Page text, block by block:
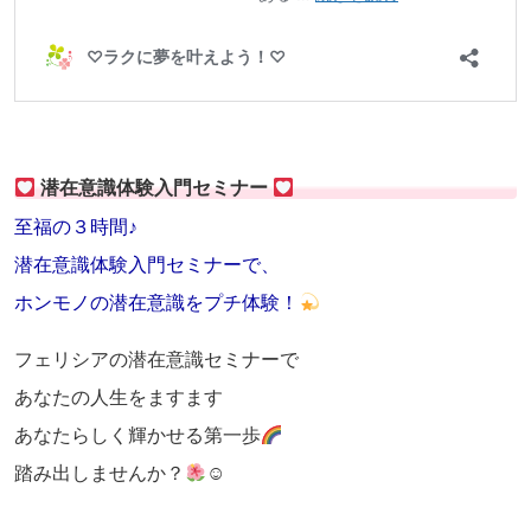
潜在意識体験入門セミナー
至福の３時間♪
潜在意識体験入門セミナーで、
ホンモノの潜在意識をプチ体験！
フェリシアの潜在意識セミナーで
あなたの人生をますます
あなたらしく輝かせる第一歩
踏み出しませんか？
☺